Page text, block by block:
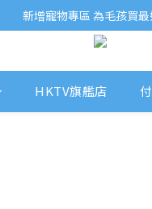
歡迎瀏覽ECCB個人護理專家 嚴
新增寵物專區 為毛孩買最
歡迎瀏覽ECCB個人護理專家 嚴
HKTV旗艦店